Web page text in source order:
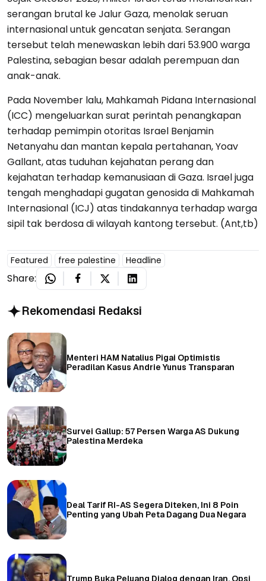
serangan brutal ke Jalur Gaza, menolak seruan
internasional untuk gencatan senjata. Serangan
tersebut telah menewaskan lebih dari 53.900 warga
Palestina, sebagian besar adalah perempuan dan
anak-anak.
Pada November lalu, Mahkamah Pidana Internasional
(ICC) mengeluarkan surat perintah penangkapan
terhadap pemimpin otoritas Israel Benjamin
Netanyahu dan mantan kepala pertahanan, Yoav
Gallant, atas tuduhan kejahatan perang dan
kejahatan terhadap kemanusiaan di Gaza. Israel juga
tengah menghadapi gugatan genosida di Mahkamah
Internasional (ICJ) atas tindakannya terhadap warga
sipil tak berdosa di wilayah kantong tersebut. (Ant,tb)
Featured free palestine Headline
Share:
Rekomendasi Redaksi
Menteri HAM Natalius Pigai Optimistis
Peradilan Kasus Andrie Yunus Transparan
Survei Gallup: 57 Persen Warga AS Dukung
Palestina Merdeka
Deal Tarif RI-AS Segera Diteken, Ini 8 Poin
Penting yang Ubah Peta Dagang Dua Negara
Trump Buka Peluang Dialog dengan Iran, Opsi